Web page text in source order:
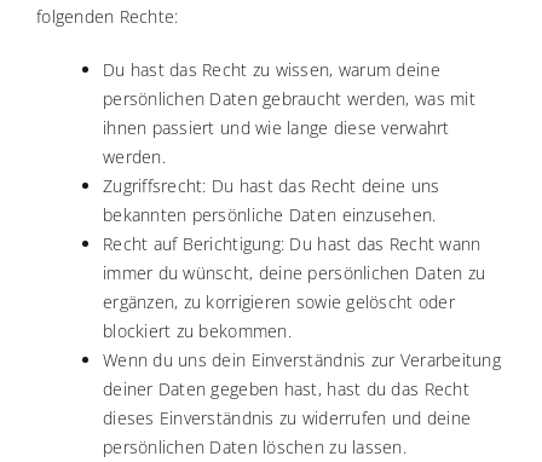
folgenden Rechte:
Du hast das Recht zu wissen, warum deine
persönlichen Daten gebraucht werden, was mit
ihnen passiert und wie lange diese verwahrt
werden.
Zugriffsrecht: Du hast das Recht deine uns
bekannten persönliche Daten einzusehen.
Recht auf Berichtigung: Du hast das Recht wann
immer du wünscht, deine persönlichen Daten zu
ergänzen, zu korrigieren sowie gelöscht oder
blockiert zu bekommen.
Wenn du uns dein Einverständnis zur Verarbeitung
deiner Daten gegeben hast, hast du das Recht
dieses Einverständnis zu widerrufen und deine
persönlichen Daten löschen zu lassen.